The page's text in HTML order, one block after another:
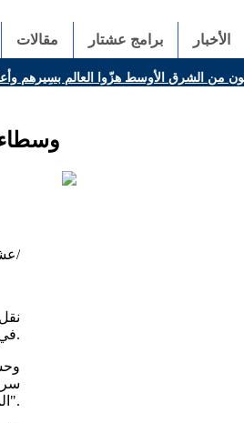
الأخبار برامج عشتار مقالات
من الشرق الأوسط هزّوا العالم بسِيرهم
عشتارتيفي كوم- سكاي نيوز عربية/
في إيران تحاول تخريب أي اتفاق مع الولايات المتحدة.
المتحدة وإيران".